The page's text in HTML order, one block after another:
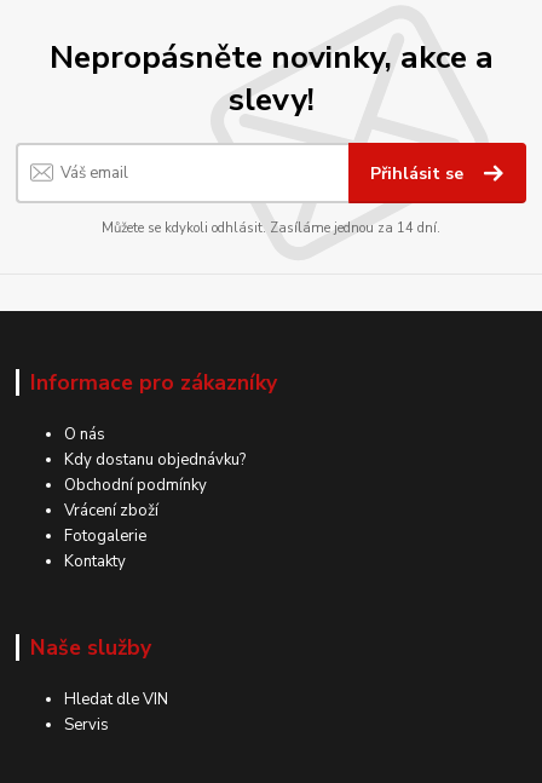
Nepropásněte novinky, akce a
slevy!
Přihlásit se
Můžete se kdykoli odhlásit. Zasíláme jednou za 14 dní.
Informace pro zákazníky
O nás
Kdy dostanu objednávku?
Obchodní podmínky
Vrácení zboží
Fotogalerie
Kontakty
Naše služby
Hledat dle VIN
Servis